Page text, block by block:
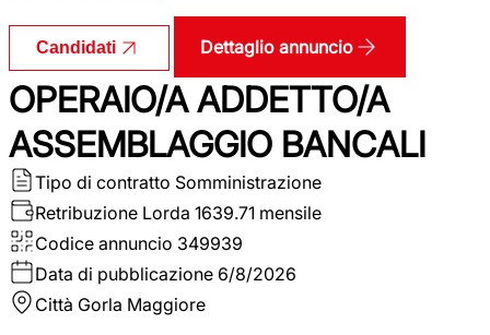
Candidati Dettaglio annuncio
OPERAIO/A ADDETTO/A
ASSEMBLAGGIO BANCALI
Tipo di contratto Somministrazione
Retribuzione Lorda 1639.71 mensile
Codice annuncio 349939
Data di pubblicazione 6/8/2026
Città Gorla Maggiore